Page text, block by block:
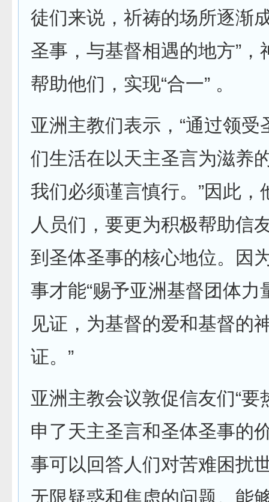
徒们来说，祈祷的场所逐渐
圣事，与基督相遇的地方”，
帮助他们，实现“合一” 。
亚洲主教们表示，“通过领受
们生活在以天主圣言为滋养
我们必须谨言慎行。”因此，
人员们，要更为积极帮助信
到圣体圣事的核心地位。因
事才能“赐予亚洲基督团体力
见证，为基督的爱和基督的
证。”
亚洲主教会议敦促信友们“要
申了天主圣言和圣体圣事的
事可以回答人们对苦难困扰
无限疑惑和焦虑的问题。能